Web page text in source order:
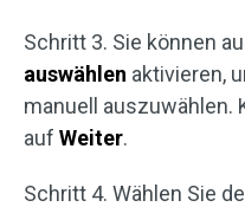
Schritt 3. Sie können
auswählen aktivieren,
manuell auszuwählen.
auf Weiter.
Schritt 4. Wählen Sie